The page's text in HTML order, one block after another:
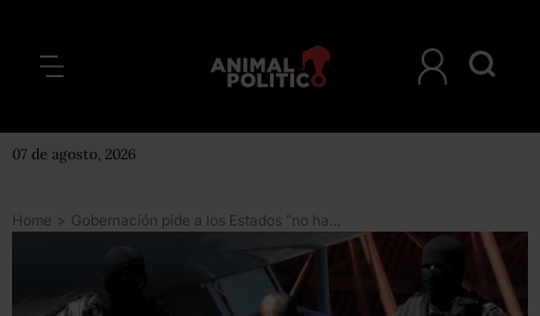
07 de agosto, 2026
Home > Gobernación pide a los Estados “no hacerle mercadotecnia al narco”